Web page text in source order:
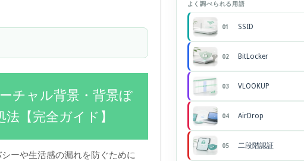
チャル背景・背景ぼ
【完全ガイド】
ーや生活感の漏れを防ぐために
よく調べられる用語
01 SSID
02 BitLocker
03 VLOOKUP
04 AirDrop
05 二段階認証